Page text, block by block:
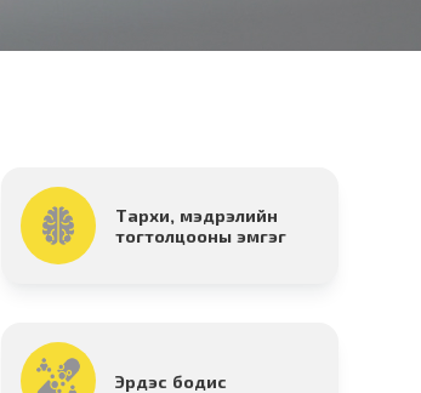
Тархи, мэдрэлийн
тогтолцооны эмгэг
Эрдэс бодис